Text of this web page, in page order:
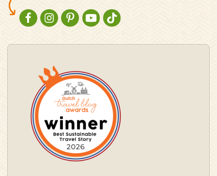
NATURESCANNER OP FACEBOOK
NATURESCANNER OP INSTAGRAM
NATURESCANNER OP PINTEREST
NATURESCANNER OP YOUTUBE
NATURESCANNER OP TIKTOK